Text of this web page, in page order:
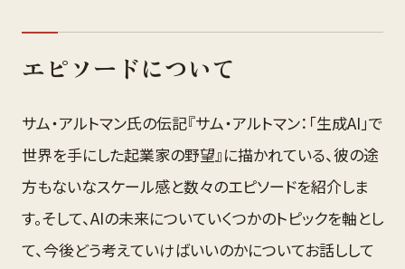
エピソードについて
サム・アルトマン氏の伝記『サム・アルトマン：「生成AI」で
世界を手にした起業家の野望』に描かれている、彼の途
方もないなスケール感と数々のエピソードを紹介しま
す。そして、AIの未来についていくつかのトピックを軸とし
て、今後どう考えていけばいいのかについてお話しして